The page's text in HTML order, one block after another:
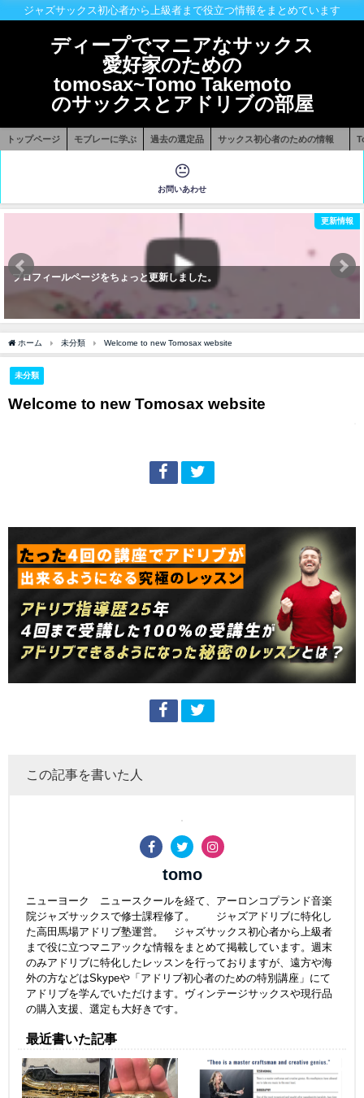
ジャズサックス初心者から上級者まで役立つ情報をまとめています
ディープでマニアなサックス
愛好家のための
tomosax~Tomo Takemoto
のサックスとアドリブの部屋
トップページ モブレーに学ぶ 過去の選定品 サックス初心者のための情報
お問いあわせ
更新情報
プロフィールページをちょっと更新しました。
ホーム 未分類 Welcome to new Tomosax website
未分類
Welcome to new Tomosax website
この記事を書いた人
tomo
ニューヨーク ニュースクールを経て、アーロンコプランド音楽
院ジャズサックスで修士課程修了。 ジャズアドリブに特化し
た高田馬場アドリブ塾運営。 ジャズサックス初心者から上級者
まで役に立つマニアックな情報をまとめて掲載しています。週末
のみアドリブに特化したレッスンを行っておりますが、遠方や海
外の方などはSkypeや「アドリブ初心者のための特別講座」にて
アドリブを学んでいただけます。ヴィンテージサックスや現行品
の購入支援、選定も大好きです。
最近書いた記事